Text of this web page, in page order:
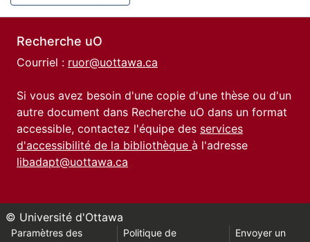
Recherche uO
Courriel : ruor@uottawa.ca
Si vous avez besoin d'une copie d'une thèse ou d'un
autre document dans Recherche uO dans un format
accessible, contactez l'équipe des services
d'accessibilité de la bibliothèque à l'adresse
libadapt@uottawa.ca
© Université d'Ottawa
Paramètres des
Politique de
Envoyer un